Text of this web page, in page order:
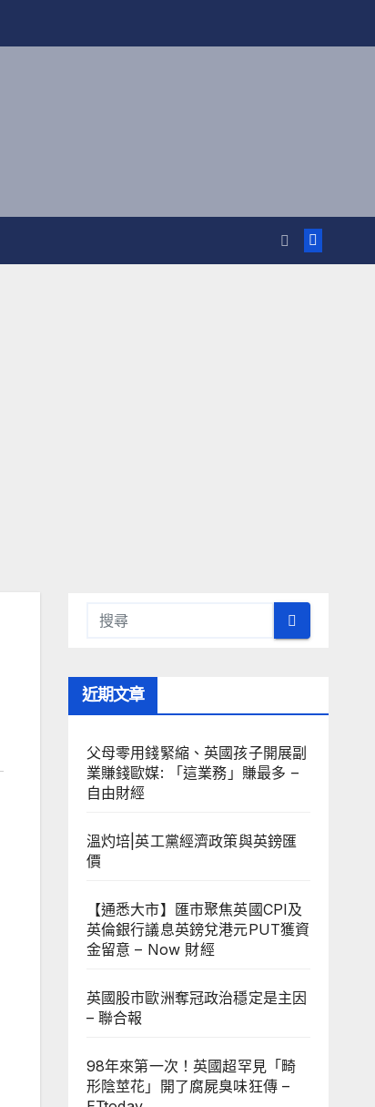
近期文章
父母零用錢緊縮、英國孩子開展副
業賺錢歐媒: 「這業務」賺最多 –
自由財經
溫灼培|英工黨經濟政策與英鎊匯
價
【通悉大市】匯市聚焦英國CPI及
英倫銀行議息英鎊兌港元PUT獲資
金留意 – Now 財經
英國股市歐洲奪冠政治穩定是主因
– 聯合報
98年來第一次！英國超罕見「畸
形陰莖花」開了腐屍臭味狂傳 –